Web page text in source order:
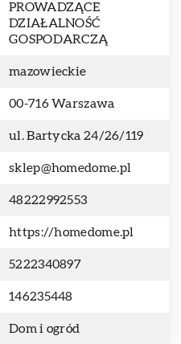
PROWADZĄCE
DZIAŁALNOŚĆ
GOSPODARCZĄ
mazowieckie
00-716 Warszawa
ul. Bartycka 24/26/119
sklep@homedome.pl
48222992553
https://homedome.pl
5222340897
146235448
Dom i ogród